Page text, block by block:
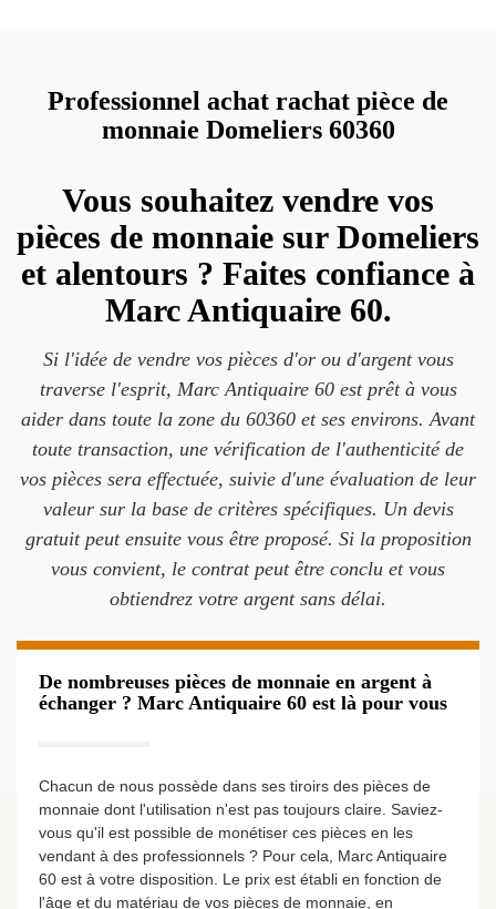
Professionnel achat rachat pièce de
monnaie Domeliers 60360
Vous souhaitez vendre vos
pièces de monnaie sur Domeliers
et alentours ? Faites confiance à
Marc Antiquaire 60.
Si l'idée de vendre vos pièces d'or ou d'argent vous
traverse l'esprit, Marc Antiquaire 60 est prêt à vous
aider dans toute la zone du 60360 et ses environs. Avant
toute transaction, une vérification de l'authenticité de
vos pièces sera effectuée, suivie d'une évaluation de leur
valeur sur la base de critères spécifiques. Un devis
gratuit peut ensuite vous être proposé. Si la proposition
vous convient, le contrat peut être conclu et vous
obtiendrez votre argent sans délai.
De nombreuses pièces de monnaie en argent à
échanger ? Marc Antiquaire 60 est là pour vous
Chacun de nous possède dans ses tiroirs des pièces de
monnaie dont l'utilisation n'est pas toujours claire. Saviez-
vous qu'il est possible de monétiser ces pièces en les
vendant à des professionnels ? Pour cela, Marc Antiquaire
60 est à votre disposition. Le prix est établi en fonction de
l'âge et du matériau de vos pièces de monnaie, en